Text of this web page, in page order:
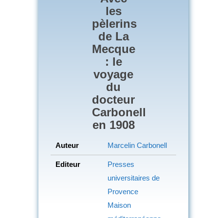
les
pèlerins
de La
Mecque
: le
voyage
du
docteur
Carbonell
en 1908
Auteur Marcelin Carbonell
Editeur
Presses
universitaires de
Provence
Maison